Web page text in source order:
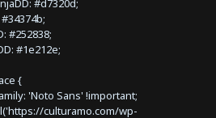
#d7320d;
#252838;
#1e212e;
{
'Noto Sans' !important;
culturamo.com/wp-